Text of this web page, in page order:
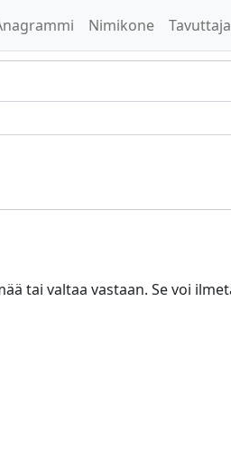
Nimikone Tavuttaja
tai valtaa vastaan. Se voi